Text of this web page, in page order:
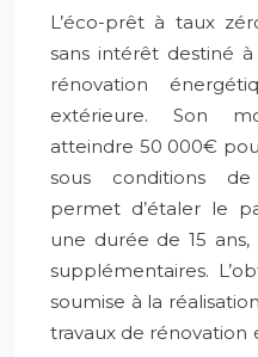
L’éco-prêt à taux
sans intérêt destiné
rénovation
extérieure. Son
atteindre 50 000€
sous conditions de
permet d’étaler le
une durée de 15 ans,
supplémentaires.
soumise à la
travaux de rénovation